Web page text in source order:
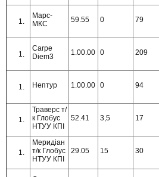
Марс-
МКС
59.55 0 79
Carpe
Diem3
1.00.00 0 209
Нептур 1.00.00 0 94
Траверс т/
к Глобус
НТУУ КПІ
52.41 3,5 17
Меридіан
т/к Глобус
НТУУ КПІ
29.05 15 30